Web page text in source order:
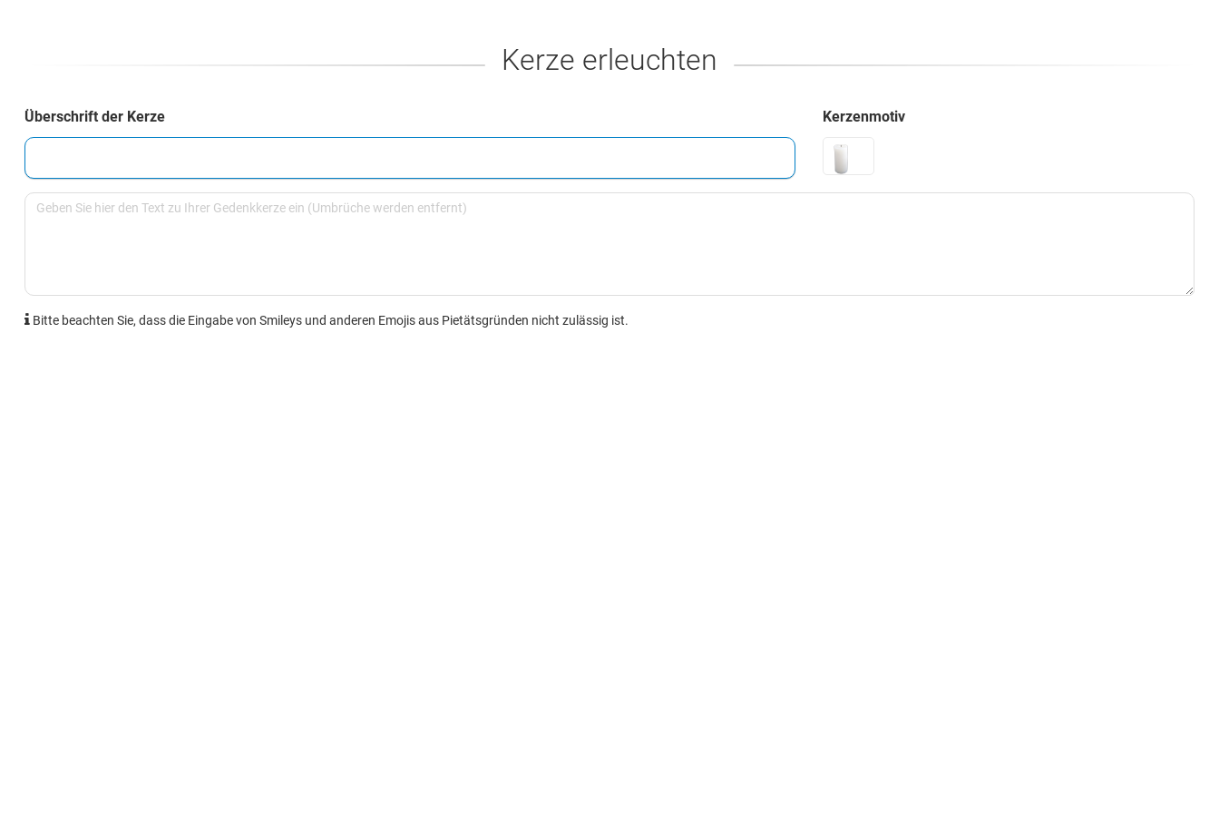
Kerze erleuchten
Überschrift der Kerze Kerzenmotiv
Bitte beachten Sie, dass die Eingabe von Smileys und anderen Emojis aus Pietätsgründen nicht zulässig ist.